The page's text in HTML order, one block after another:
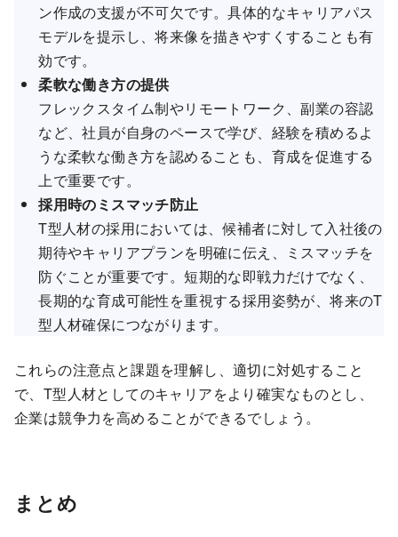
ン作成の支援が不可欠です。具体的なキャリアパス
モデルを提示し、将来像を描きやすくすることも有
効です。
柔軟な働き方の提供
フレックスタイム制やリモートワーク、副業の容認
など、社員が自身のペースで学び、経験を積めるよ
うな柔軟な働き方を認めることも、育成を促進する
上で重要です。
採用時のミスマッチ防止
T型人材の採用においては、候補者に対して入社後の
期待やキャリアプランを明確に伝え、ミスマッチを
防ぐことが重要です。短期的な即戦力だけでなく、
長期的な育成可能性を重視する採用姿勢が、将来のT
型人材確保につながります。
これらの注意点と課題を理解し、適切に対処すること
で、T型人材としてのキャリアをより確実なものとし、
企業は競争力を高めることができるでしょう。
まとめ